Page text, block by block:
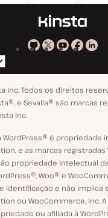
Kinsta
GitHub
Kinsta
X
Kinsta
YouTube
Kinsta
Inc. Todos os direitos
e Sevalla® são marcas
Inc.
WordPress® é propriedade
e as marcas registradas
propriedade intelectual da
Woo® e
identificação e não implica
ou WooCommerce, Inc.
ou afiliada à